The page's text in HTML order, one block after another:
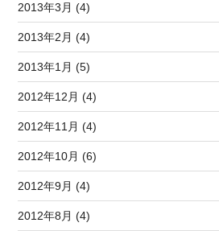
2013年3月 (4)
2013年2月 (4)
2013年1月 (5)
2012年12月 (4)
2012年11月 (4)
2012年10月 (6)
2012年9月 (4)
2012年8月 (4)